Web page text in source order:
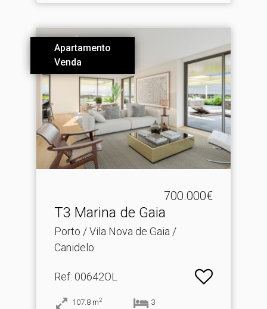
Apartamento
Venda
700.000€
T3 Marina de Gaia
Porto / Vila Nova de Gaia /
Canidelo
Ref: 00642OL
107.8 m2 3